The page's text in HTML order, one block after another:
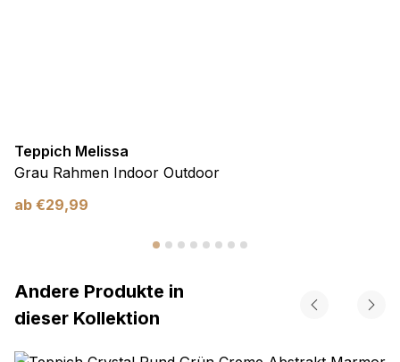
Teppich Melissa
Grau Rahmen Indoor Outdoor
ab €29,99
Andere Produkte in
dieser Kollektion